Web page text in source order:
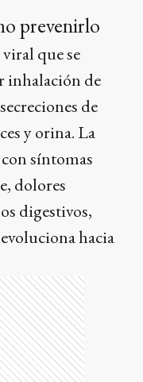
prevenirlo
que se
inhalación de
de
y orina. La
síntomas
dolores
digestivos,
hacia